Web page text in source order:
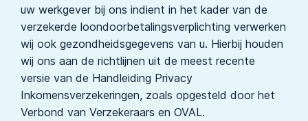
uw werkgever bij ons indient in het kader van de
verzekerde loondoorbetalingsverplichting verwerken
wij ook gezondheidsgegevens van u. Hierbij houden
wij ons aan de richtlijnen uit de meest recente
versie van de Handleiding Privacy
Inkomensverzekeringen, zoals opgesteld door het
Verbond van Verzekeraars en OVAL.